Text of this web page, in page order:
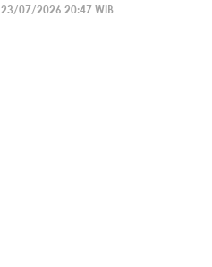
23/07/2026 20:47 WIB